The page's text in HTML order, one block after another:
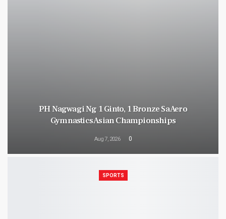
PH Nagwagi Ng 1 Ginto, 1 Bronze Sa Aero
Gymnastics Asian Championships
Aug 7, 2026 0
SPORTS